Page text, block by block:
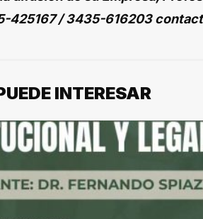
425167 / 3435-616203
INTERESAR